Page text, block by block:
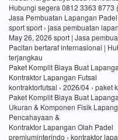
Hubungi segera 0812 3363 8773
Jasa Pembuatan Lapangan
sport sport › jasa pembuatan
May 26, 2026 sport | Jasa
Pacitan bertaraf internasional |
terjangkau
Paket Komplit Biaya Buat
Kontraktor Lapangan Futsal
kontraktorfutsal › 2026/04 › paket
Paket Komplit Biaya Buat
Ukuran & Komponen Fisik
Pencahayaan &
Kontraktor Lapangan Olah Padel
premiuminterindo › kontraktor